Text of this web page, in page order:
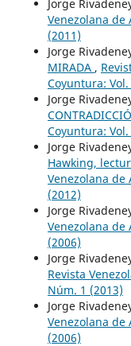
Jorge
Venezolana de
(2011)
Jorge
MIRADA ,
Coyuntura:
Jorge
Coyuntura:
Jorge
Hawking,
Venezolana de
(2012)
Jorge
Venezolana de
(2006)
Jorge
Revista
Núm. 1 (2013)
Jorge
Venezolana de
(2006)